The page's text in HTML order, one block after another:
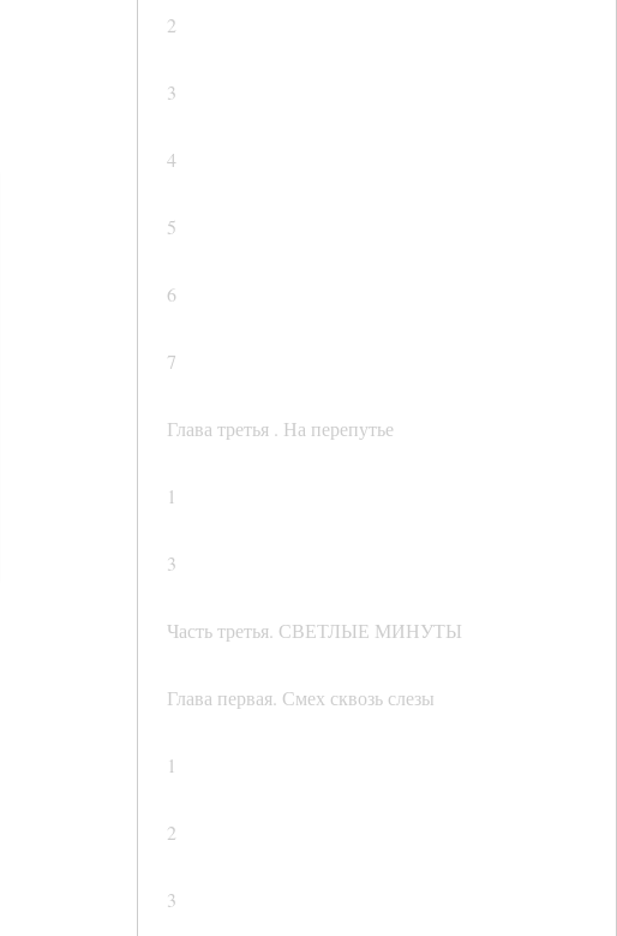
2
3
4
5
6
7
Глава третья . На перепутье
1
3
Часть третья. СВЕТЛЫЕ МИНУТЫ
Глава первая. Смех сквозь слезы
1
2
3